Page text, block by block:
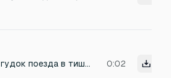
гудок поезда в тишине 0:02